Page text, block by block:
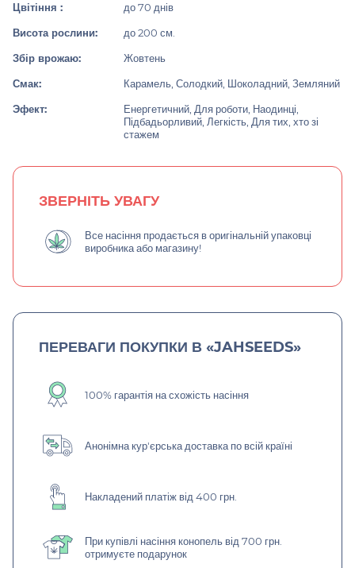
Цвітіння :
до 70 днів
Висота рослини:
до 200 см.
Збір врожаю:
Жовтень
Смак:
Карамель, Солодкий, Шоколадний, Земляний
Эфект:
Енергетичний, Для роботи, Наодинці,
Підбадьорливий, Легкість, Для тих, хто зі
стажем
ЗВЕРНІТЬ УВАГУ
Все насіння продається в оригінальній упаковці
виробника або магазину!
ПЕРЕВАГИ ПОКУПКИ В «JAHSEEDS»
100% гарантія на схожість насіння
Анонімна кур'єрська доставка по всій країні
Накладений платіж від 400 грн.
При купівлі насіння конопель від 700 грн.
отримуєте подарунок